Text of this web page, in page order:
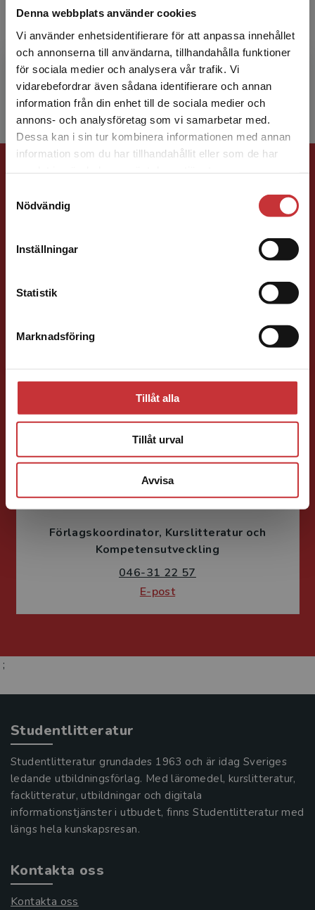
Denna webbplats använder cookies
Vi använder enhetsidentifierare för att anpassa innehållet
och annonserna till användarna, tillhandahålla funktioner
för sociala medier och analysera vår trafik. Vi
vidarebefordrar även sådana identifierare och annan
information från din enhet till de sociala medier och
annons- och analysföretag som vi samarbetar med.
Dessa kan i sin tur kombinera informationen med annan
information som du har tillhandahållit eller som de har
Nödvändig
Inställningar
Statistik
Marknadsföring
Tillåt alla
Tillåt urval
Avvisa
Begränsad fraktregion
Det verkar som att du besöker
studentlitteratur.se via en enhet utanför Sverige.
Vi erbjuder inte leveranser utanför Sverige. För
att kunna slutföra ett köp måste
Hans Byström, currently Professor of Finance
at Lund University, has also been affiliated with
the School of Finance and Economics at the
Universit...
Förlagskontakt
E-post
Fritjof Janson
Förlagskoordinator Kurslitteratur och
Kompetensutveckling
046-31 22 57
E-post
;
Studentlitteratur
Studentlitteratur grundades 1963 och är idag Sveriges
ledande utbildningsförlag. Med läromedel, kurslitteratur,
facklitteratur, utbildningar och digitala
informationstjänster i utbudet, finns Studentlitteratur med
längs hela kunskapsresan.
Kontakta oss
Kontakta oss